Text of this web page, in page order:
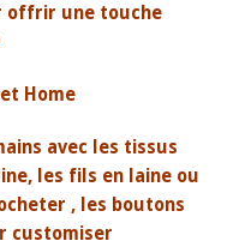
offrir une touche
Home
avec les tissus
les fils en laine ou
, les boutons
customiser